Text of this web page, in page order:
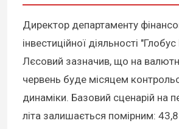
Директор департаменту
інвестиційної діяльності
Лєсовий зазначив, що на
червень буде місяцем
динаміки. Базовий сценарій на
літа залишається помірним: